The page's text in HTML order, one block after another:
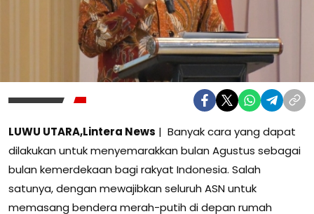
LUWU UTARA,Lintera News | Banyak cara yang dapat
dilakukan untuk menyemarakkan bulan Agustus sebagai
bulan kemerdekaan bagi rakyat Indonesia. Salah
satunya, dengan mewajibkan seluruh ASN untuk
memasang bendera merah-putih di depan rumah